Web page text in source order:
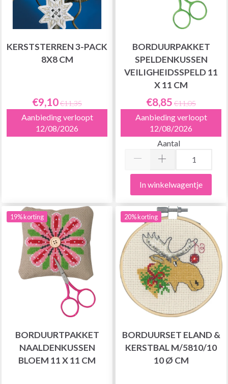
KERSTSTERREN 3-PACK
8X8 CM
€9,10€11,35
Aanbieding verloopt
12/08/2026
BORDUURPAKKET
SPELDENKUSSEN
VEILIGHEIDSSPELD 11
X 11 CM
€8,85 €11,05
Aanbieding verloopt
12/08/2026
Aantal
In winkelwagentje
19% korting
BORDUURTPAKKET
NAALDENKUSSEN
BLOEM 11 X 11 CM
20% korting
BORDUURSET ELAND &
KERSTBAL M/5810/10
10 Ø CM